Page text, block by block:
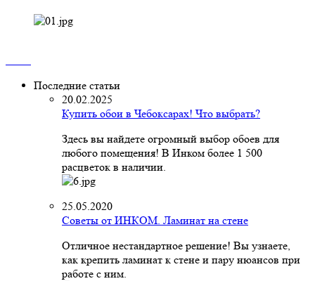
Последние статьи
20.02.2025
Купить обои в Чебоксарах! Что выбрать?
Здесь вы найдете огромный выбор обоев для
любого помещения! В Инком более 1 500
расцветок в наличии.
25.05.2020
Советы от ИНКОМ. Ламинат на стене
Отличное нестандартное решение! Вы узнаете,
как крепить ламинат к стене и пару нюансов при
работе с ним.